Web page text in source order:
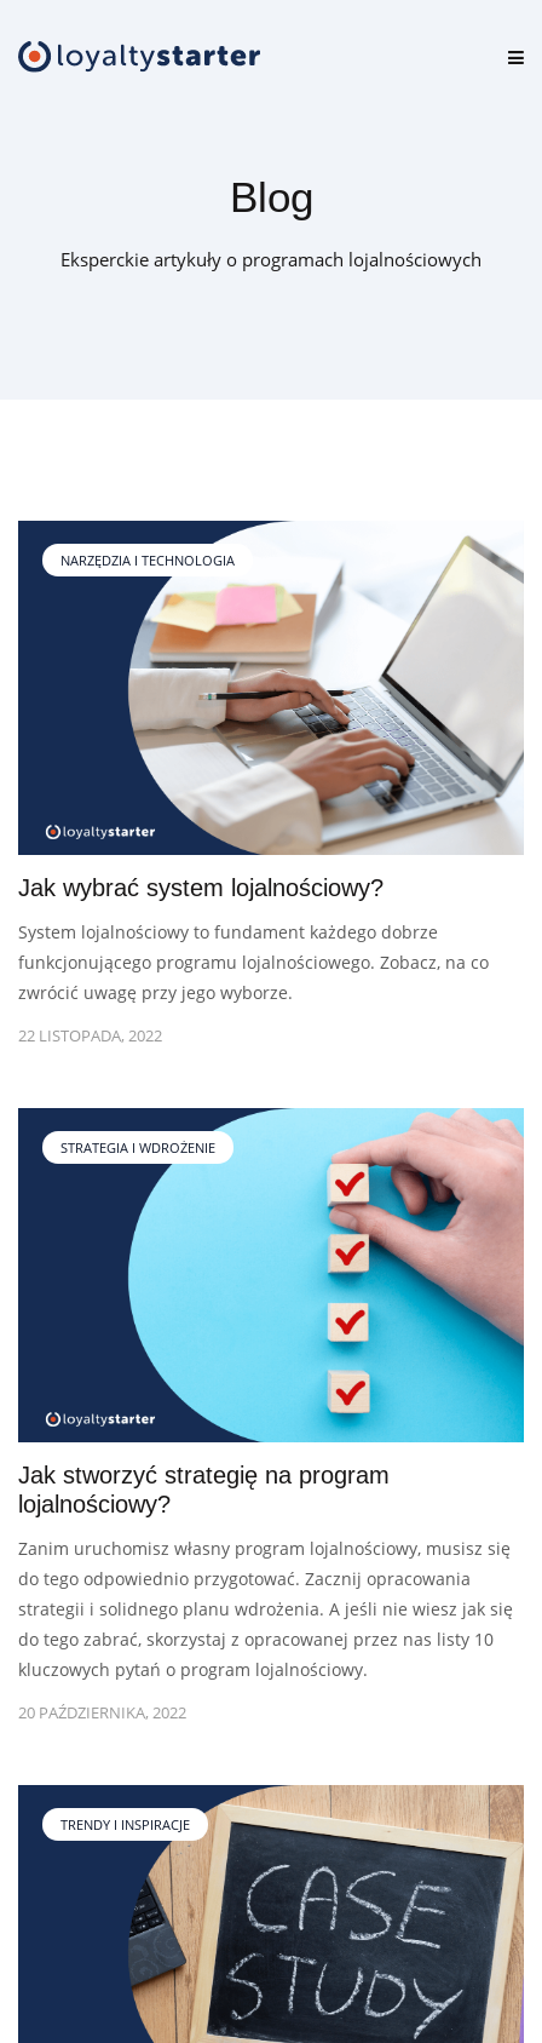
Blog
Eksperckie artykuły o programach lojalnościowych
NARZĘDZIA I TECHNOLOGIA
Jak wybrać system lojalnościowy?
System lojalnościowy to fundament każdego dobrze
funkcjonującego programu lojalnościowego. Zobacz, na co
zwrócić uwagę przy jego wyborze.
22 LISTOPADA, 2022
STRATEGIA I WDROŻENIE
Jak stworzyć strategię na program
lojalnościowy?
Zanim uruchomisz własny program lojalnościowy, musisz się
do tego odpowiednio przygotować. Zacznij opracowania
strategii i solidnego planu wdrożenia. A jeśli nie wiesz jak się
do tego zabrać, skorzystaj z opracowanej przez nas listy 10
kluczowych pytań o program lojalnościowy.
20 PAŹDZIERNIKA, 2022
TRENDY I INSPIRACJE